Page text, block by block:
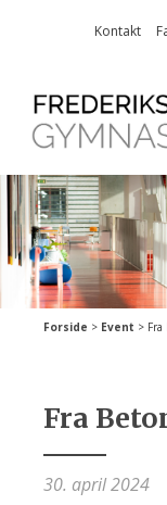
Kontakt
Forside > Event >
Fra
30. april 2024